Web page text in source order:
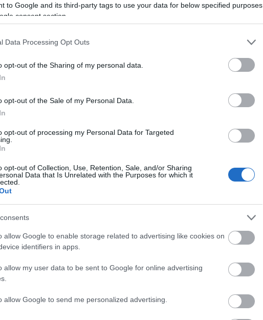
to Google and its third-party tags to use your data for below specified purposes
consent section.
Data Processing Opt Outs
opt-out of the Sharing of my personal data.
opt-out of the Sale of my Personal Data.
opt-out of processing my Personal Data for Targeted
opt-out of Collection, Use, Retention, Sale, and/or Sharing
Data that Is Unrelated with the Purposes for which it
allow Google to enable storage related to advertising like cookies on
identifiers in apps.
allow my user data to be sent to Google for online advertising
allow Google to send me personalized advertising.